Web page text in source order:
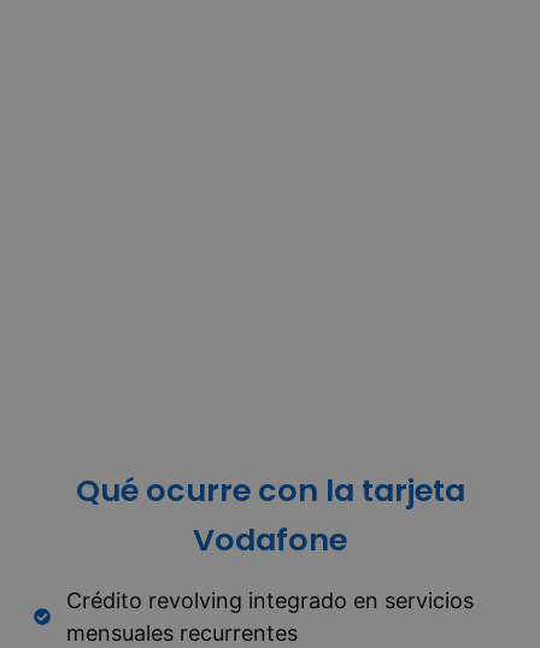
Qué ocurre con la tarjeta
Vodafone
Crédito revolving integrado en servicios
mensuales recurrentes